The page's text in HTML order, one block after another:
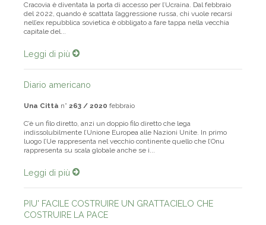
Cracovia è diventata la porta di accesso per l’Ucraina. Dal febbraio
del 2022, quando è scattata l’aggressione russa, chi vuole recarsi
nell’ex repubblica sovietica è obbligato a fare tappa nella vecchia
capitale del...
Leggi di più
Diario americano
Una Città n° 263 / 2020 febbraio
C’è un filo diretto, anzi un doppio filo diretto che lega
indissolubilmente l’Unione Europea alle Nazioni Unite. In primo
luogo l’Ue rappresenta nel vecchio continente quello che l’Onu
rappresenta su scala globale anche se i...
Leggi di più
PIU' FACILE COSTRUIRE UN GRATTACIELO CHE
COSTRUIRE LA PACE